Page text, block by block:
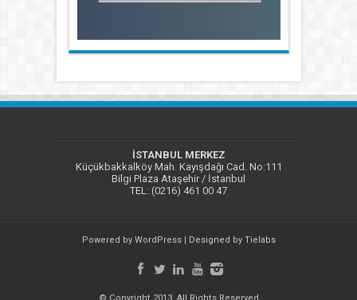
İSTANBUL MERKEZ
Küçükbakkalköy Mah. Kayışdağı Cad. No:111
Bilgi Plaza Ataşehir / İstanbul
TEL: (0216) 461 00 47
Powered by WordPress| Designed by Tielabs
© Copyright 2013, All Rights Reserved